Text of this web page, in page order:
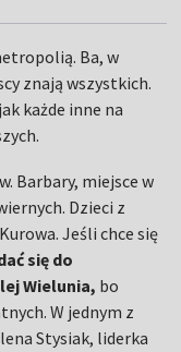
Ba, w
znają wszystkich.
każde inne na
Barbary, miejsce w
Dzieci z
Jeśli chce się
się do
Wielunia, bo
W jednym z
Stysiak, liderka